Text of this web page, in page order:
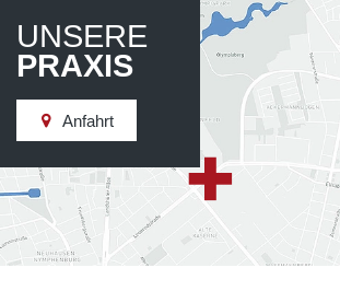
UNSERE
PRAXIS
Anfahrt